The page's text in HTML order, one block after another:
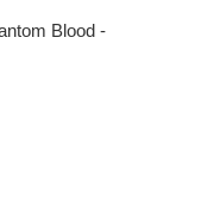
Blood -